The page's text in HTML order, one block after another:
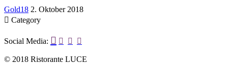
Gold18 2. Oktober 2018
 Category
Social Media:    
© 2018 Ristorante LUCE